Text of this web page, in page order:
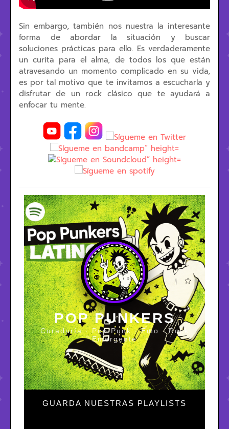
Sin embargo, también nos nuestra la interesante
forma de abordar la situación y buscar
soluciones prácticas para ello. Es verdaderamente
un curita para el alma, de todos los que están
atravesando un momento complicado en su vida,
es por tal motivo que te invitamos a escucharla y
disfrutar de un rock clásico que te ayudará a
enfocar tu mente.
POP PUNKERS
Curaduría · Pop Punk · Emo · Rock
Emergente
GUARDA NUESTRAS PLAYLISTS